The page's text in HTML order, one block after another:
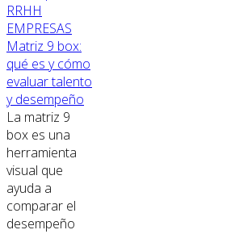
RRHH
EMPRESAS
Matriz 9 box:
qué es y cómo
evaluar talento
y desempeño
La matriz 9
box es una
herramienta
visual que
ayuda a
comparar el
desempeño